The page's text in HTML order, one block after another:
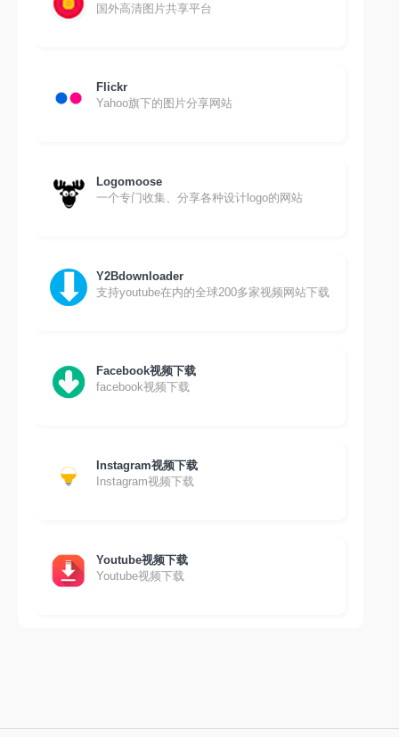
国外高清图片共享平台
Flickr
Yahoo旗下的图片分享网站
Logomoose
一个专门收集、分享各种设计logo的网站
Y2Bdownloader
支持youtube在内的全球200多家视频网站下载
Facebook视频下载
facebook视频下载
Instagram视频下载
Instagram视频下载
Youtube视频下载
Youtube视频下载